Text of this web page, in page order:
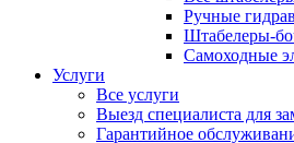
Ручные
Штабелеры-
Самоходные
Услуги
Все услуги
Выезд специалиста для
Гарантийное